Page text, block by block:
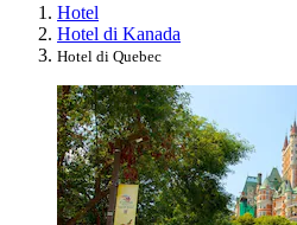
Hotel
Hotel di Kanada
Hotel di Quebec